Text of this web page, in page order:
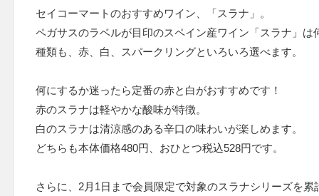
セイコーマートのおすすめワイン、「スラナ」。
ペガサスのラベルが目印のスペイン産ワイン「スラナ」は
種類も、赤、白、スパークリングといろいろ選べます。
何にするか迷ったら定番の赤と白がおすすめです！
赤のスラナは軽やかな酸味が特徴。
白のスラナは清涼感のある辛口の味わいが楽しめます。
どちらも本体価格480円、おひとつ税込528円です。
さらに、2月1日まで会員限定で対象のスラナシリーズを累